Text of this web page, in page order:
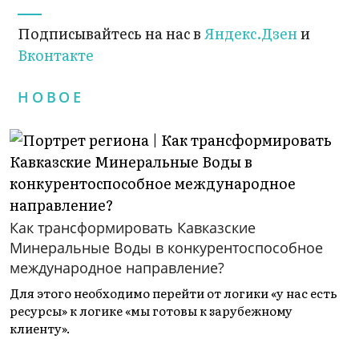
Подписывайтесь на нас вЯндекс.Дзени
Вконтакте
НОВОЕ
Как трансформировать Кавказские
Минеральные Воды в конкурентоспособное
международное направление?
Для этого необходимо перейти от логики «у нас есть
ресурсы» к логике «мы готовы к зарубежному
клиенту».